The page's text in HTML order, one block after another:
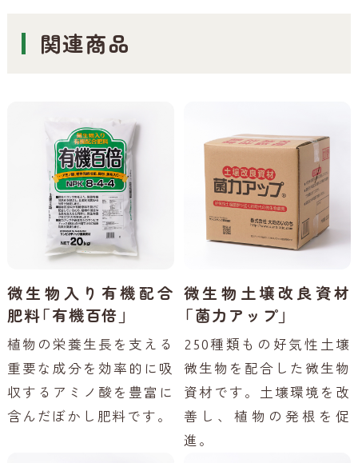
関連商品
微生物入り有機配合
肥料「有機百倍」
植物の栄養生長を支える
重要な成分を効率的に吸
収するアミノ酸を豊富に
含んだぼかし肥料です。
微生物土壌改良資材
「菌力アップ」
250種類もの好気性土壌
微生物を配合した微生物
資材です。土壌環境を改
善し、植物の発根を促
進。